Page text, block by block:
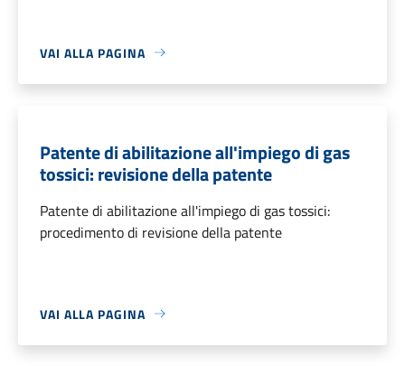
VAI ALLA PAGINA
Patente di abilitazione all'impiego di gas
tossici: revisione della patente
Patente di abilitazione all'impiego di gas tossici:
procedimento di revisione della patente
VAI ALLA PAGINA